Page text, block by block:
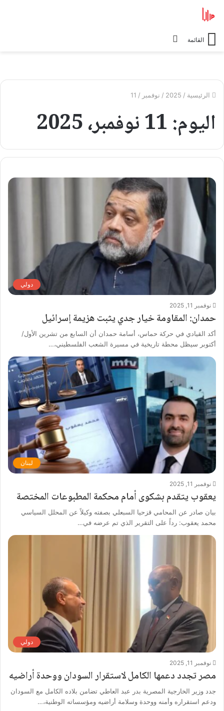
القائمة
الرئيسية /
2025
/ نوفمبر /
11
اليوم:11 نوفمبر، 2025
دولي
نوفمبر 11, 2025
حمدان: المقاومة خيار جدي يثبت هزيمة إسرائيل
أكد القيادي في حركة حماس، أسامة حمدان أن السابع من تشرين الأول/
أكتوبر سيظل محطة تاريخية في مسيرة الشعب الفلسطيني،…
لبنان
نوفمبر 11, 2025
يعقوب يتقدم بشكوى أمام محكمة المطبوعات المختصة
بيان صادر عن المحامي قزحيا السبعلي بصفته وكيلاً عن المحلل السياسي
محمد يعقوب: رداً على التقرير الذي تم عرضه في…
دولي
نوفمبر 11, 2025
مصر تجدد دعمها الكامل لاستقرار السودان ووحدة أراضيه
جدد وزير الخارجية المصرية بدر عبد العاطي تضامن بلاده الكامل مع السودان
ودعم استقراره وأمنه ووحدة وسلامة أراضيه ومؤسساته الوطنية،…